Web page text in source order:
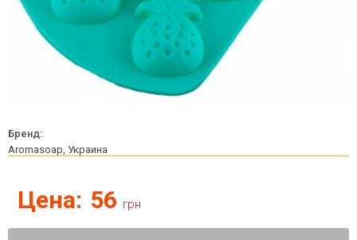
Бренд:
Aromasoap, Украина
Цена: 56 грн